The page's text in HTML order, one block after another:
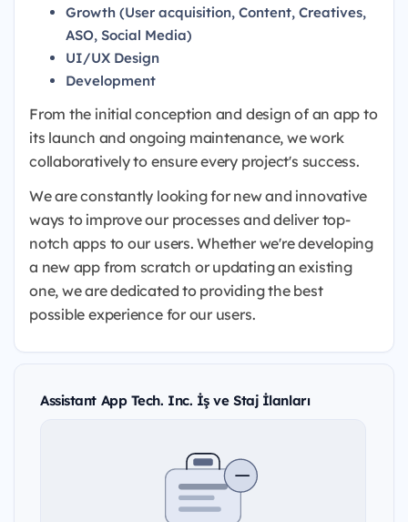
Growth (User acquisition, Content, Creatives,
ASO, Social Media)
UI/UX Design
Development
From the initial conception and design of an app to
its launch and ongoing maintenance, we work
collaboratively to ensure every project's success.
We are constantly looking for new and innovative
ways to improve our processes and deliver top-
notch apps to our users. Whether we're developing
a new app from scratch or updating an existing
one, we are dedicated to providing the best
possible experience for our users.
Assistant App Tech. Inc. İş ve Staj İlanları